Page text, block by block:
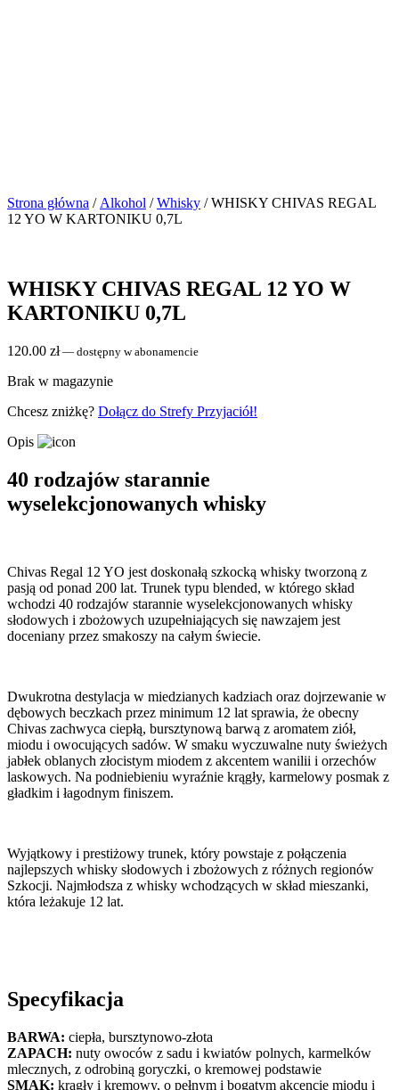
Strona główna / Alkohol /Whisky / WHISKY CHIVAS REGAL
12 YO W KARTONIKU 0,7L
WHISKY CHIVAS REGAL 12 YO W
KARTONIKU 0,7L
120.00 zł — dostępny w abonamencie
Brak w magazynie
Chcesz zniżkę? Dołącz do Strefy Przyjaciół!
Opis
40 rodzajów starannie
wyselekcjonowanych whisky
Chivas Regal 12 YO jest doskonałą szkocką whisky tworzoną z
pasją od ponad 200 lat. Trunek typu blended, w którego skład
wchodzi 40 rodzajów starannie wyselekcjonowanych whisky
słodowych i zbożowych uzupełniających się nawzajem jest
doceniany przez smakoszy na całym świecie.
Dwukrotna destylacja w miedzianych kadziach oraz dojrzewanie w
dębowych beczkach przez minimum 12 lat sprawia, że obecny
Chivas zachwyca ciepłą, bursztynową barwą z aromatem ziół,
miodu i owocujących sadów. W smaku wyczuwalne nuty świeżych
jabłek oblanych złocistym miodem z akcentem wanilii i orzechów
laskowych. Na podniebieniu wyraźnie krągły, karmelowy posmak z
gładkim i łagodnym finiszem.
Wyjątkowy i prestiżowy trunek, który powstaje z połączenia
najlepszych whisky słodowych i zbożowych z różnych regionów
Szkocji. Najmłodsza z whisky wchodzących w skład mieszanki,
która leżakuje 12 lat.
Specyfikacja
BARWA: ciepła, bursztynowo-złota
ZAPACH: nuty owoców z sadu i kwiatów polnych, karmelków
mlecznych, z odrobiną goryczki, o kremowej podstawie
SMAK: krągły i kremowy, o pełnym i bogatym akcencie miodu i